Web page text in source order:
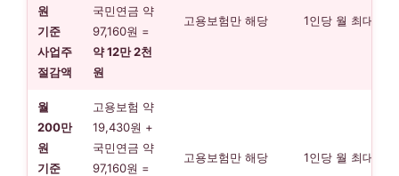
원
기준
사업주
절감액
국민연금 약
97,160원 =
약 12만 2천
원
고용보험만 해당 1인당 월 최대
월
200만
원
기준
고용보험 약
19,430원 +
국민연금 약
97,160원 =
고용보험만 해당 1인당 월 최대